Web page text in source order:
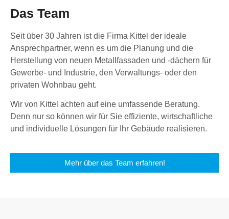
Das Team
Seit über 30 Jahren ist die Firma Kittel der ideale
Ansprechpartner, wenn es um die Planung und die
Herstellung von neuen Metallfassaden und -dächern für
Gewerbe- und Industrie, den Verwaltungs- oder den
privaten Wohnbau geht.
Wir von Kittel achten auf eine umfassende Beratung.
Denn nur so können wir für Sie effiziente, wirtschaftliche
und individuelle Lösungen für Ihr Gebäude realisieren.
Mehr über das Team erfahren!